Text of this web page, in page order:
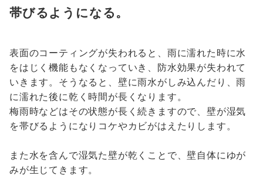
帯びるようになる。
表面のコーティングが失われると、雨に濡れた時に水
をはじく機能もなくなっていき、防水効果が失われて
いきます。そうなると、壁に雨水がしみ込んだり、雨
に濡れた後に乾く時間が長くなります。
梅雨時などはその状態が長く続きますので、壁が湿気
を帯びるようになりコケやカビがはえたりします。
また水を含んで湿気た壁が乾くことで、壁自体にゆが
みが生じてきます。